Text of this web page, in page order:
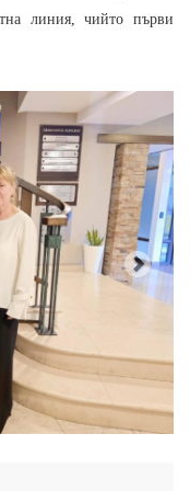
линия, чийто първи